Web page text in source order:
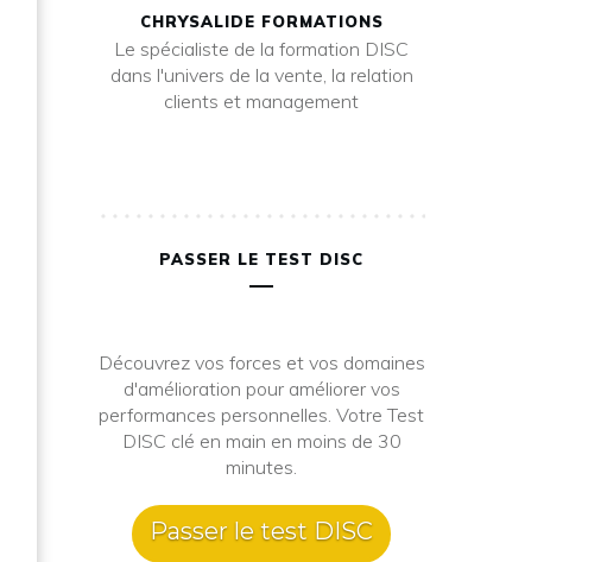
CHRYSALIDE FORMATIONS
Le spécialiste de la formation DISC
dans l'univers de la vente, la relation
clients et management
PASSER LE TEST DISC
Découvrez vos forces et vos domaines
d'amélioration pour améliorer vos
performances personnelles. Votre Test
DISC clé en main en moins de 30
minutes.
Passer le test DISC